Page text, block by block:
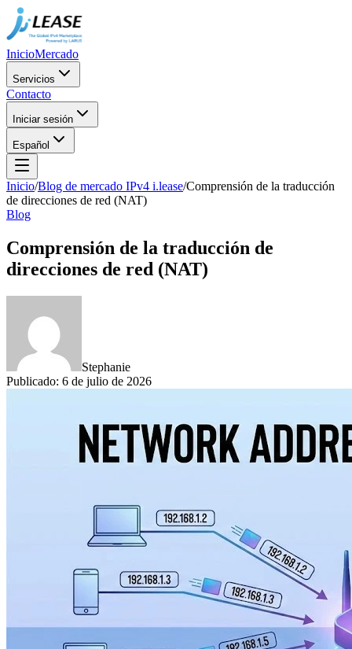
InicioMercado
Servicios
Contacto
Iniciar sesión
Español
Inicio/Blog de mercado IPv4 i.lease/Comprensión de la traducción
de direcciones de red (NAT)
Blog
Comprensión de la traducción de
direcciones de red (NAT)
Stephanie
Publicado: 6 de julio de 2026